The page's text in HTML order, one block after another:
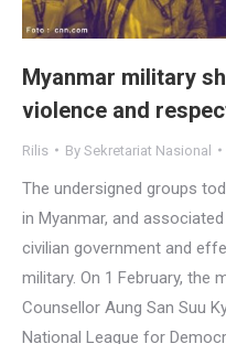
Myanmar military
violence and
Rilis By Sekretariat Nasional
The undersigned groups
in Myanmar, and
civilian government and
military. On 1 February, the
Counsellor Aung San Suu
National League for